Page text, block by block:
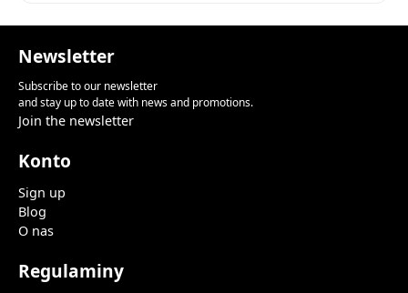
Newsletter
Subscribe to our newsletter
and stay up to date with news and promotions.
Join the newsletter
Konto
Sign up
Blog
O nas
Regulaminy